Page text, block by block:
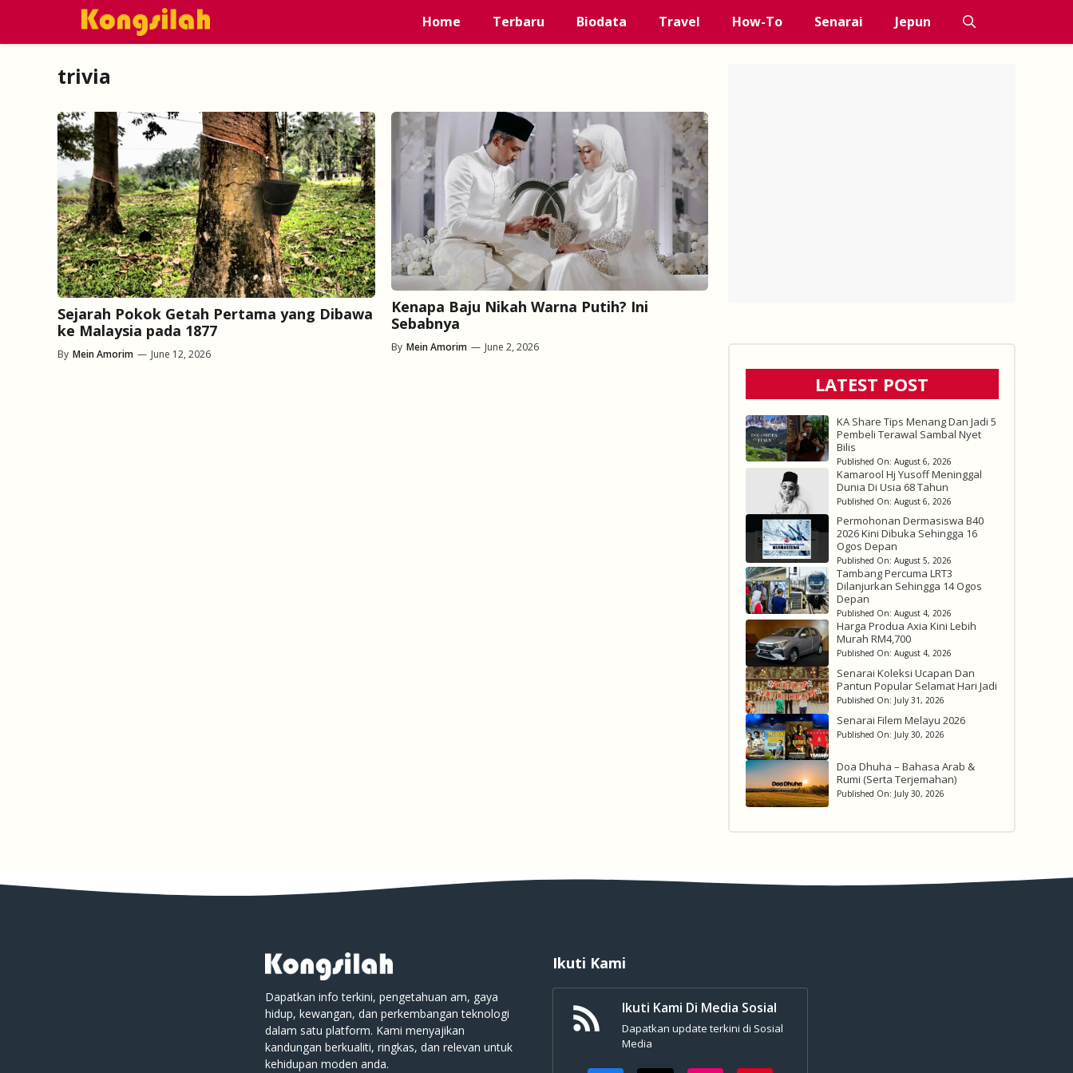
Home Terbaru Biodata Travel How-To Senarai Jepun
trivia
Sejarah Pokok Getah Pertama yang Dibawa
ke Malaysia pada 1877
By Mein Amorim — June 12, 2026
Kenapa Baju Nikah Warna Putih? Ini
Sebabnya
By Mein Amorim — June 2, 2026
LATEST POST
KA Share Tips Menang Dan Jadi 5
Pembeli Terawal Sambal Nyet
Bilis
Published On: August 6, 2026
Kamarool Hj Yusoff Meninggal
Dunia Di Usia 68 Tahun
Published On: August 6, 2026
Permohonan Dermasiswa B40
2026 Kini Dibuka Sehingga 16
Ogos Depan
Published On: August 5, 2026
Tambang Percuma LRT3
Dilanjurkan Sehingga 14 Ogos
Depan
Published On: August 4, 2026
Harga Produa Axia Kini Lebih
Murah RM4,700
Published On: August 4, 2026
Senarai Koleksi Ucapan Dan
Pantun Popular Selamat Hari Jadi
Published On: July 31, 2026
Senarai Filem Melayu 2026
Published On: July 30, 2026
Doa Dhuha – Bahasa Arab &
Rumi (Serta Terjemahan)
Published On: July 30, 2026
Dapatkan info terkini, pengetahuan am, gaya
hidup, kewangan, dan perkembangan teknologi
dalam satu platform. Kami menyajikan
kandungan berkualiti, ringkas, dan relevan untuk
kehidupan moden anda.
Ikuti Kami
Ikuti Kami Di Media Sosial
Dapatkan update terkini di Sosial
Media